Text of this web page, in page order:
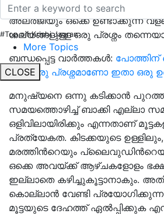
#Top on Krishi Jagran
More Topics
CLOSE
എന്നത് തൊലിപ്പുറത്ത് ചൊറിച്ചിലും,
അലർജിയും ഒക്കെ ഉണ്ടാക്കുന്ന
ശല്യങ്ങളുള്ള ഒരു പ്രശ്നം
ബന്ധപ്പെട്ട വാർത്തകൾ: പോത്തിന്
ചാഴി ഒരു പ്രശ്നമാണോ ഇതാ ഒരു
മനുഷ്യനെ ഒന്നു കടിക്കാൻ
സമയത്തൊഴിച്ച് ബാക്കി എല്ലാ
ഒളിവിലായിരിക്കും എന്നതാണ്
പ്രത്യേകത. കിടക്കയുടെ ഉള്ളിലും,
മരത്തിൻറെയും
ഒക്കെ അവയ്ക്ക് ആഴ്ചകളോളം
ഇല്ലാതെ കഴിച്ചുകൂട്ടാനാകും.
കൊല്ലാൻ വേണ്ടി
മൂട്ടയുടെ ദേഹത്ത് ഏൽപ്പിക്കുക